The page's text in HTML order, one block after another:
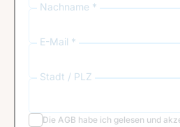
Nachname *
E-Mail *
Stadt / PLZ
Die AGB habe ich gelesen und